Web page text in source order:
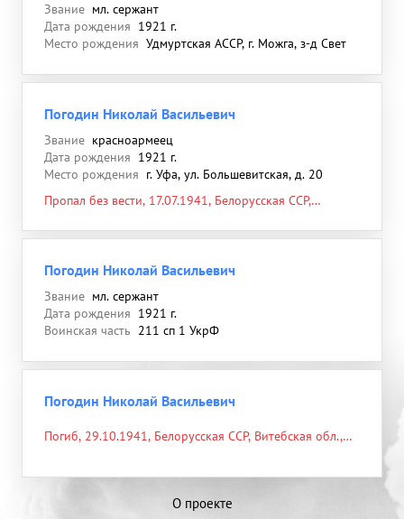
Звание мл. сержант
Дата рождения 1921 г.
Место рождения Удмуртская АССР, г. Можга, з-д Свет
Погодин Николай Васильевич
Звание красноармеец
Дата рождения 1921 г.
Место рождения г. Уфа, ул. Большевитская, д. 20
Пропал без вести, 17.07.1941, Белорусская ССР,
районе, р. Черница
Погодин Николай Васильевич
Звание мл. сержант
Дата рождения 1921 г.
Воинская часть 211 сп 1 УкрФ
Погодин Николай Васильевич
Погиб, 29.10.1941, Белорусская ССР, Витебская обл.,
О проекте